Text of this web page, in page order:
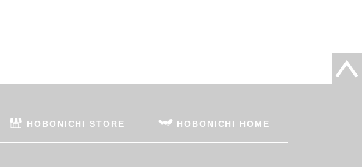
HOBONICHI STORE HOBONICHI HOME